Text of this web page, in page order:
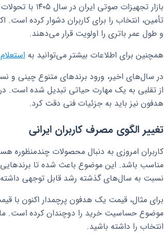
بازار
تأمین، انتخاب را برای کاربران دشوار کرده است.
و طول عمر باتری را اولویت قرار می‌دهند.
همچنین برای اطلاعات بیشتر می‌توانید به
در سال‌های اخیر، ورود برندهای متنوع چینی و
از تقلبی به یک مهارت حیاتی تبدیل شده است.
هدفون نیز باید به جزئیات فنی دقت کرد.
تغییر الگوی مصرف کاربران ایرانی
کاربران امروزی به دنبال محصولات چندمنظوره
مناسب باشد. این موضوع باعث شده تا
نسبت به سال‌های گذشته رشد قابل توجهی
برای مثال، قیمت یک هدفون پرچمدار اکنون با
موضوع حساسیت خرید را دوچندان کرده است. ما
انتخاب را داشته باشید.